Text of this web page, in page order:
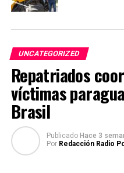
UNCATEGORIZED
Repatriados
víctimas
Brasil
Publicado Hace 3
Por Redacción Radio